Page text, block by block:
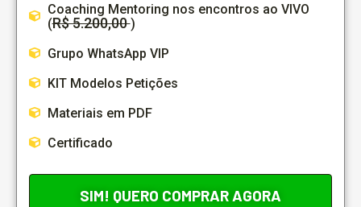
Coaching Mentoring nos encontros ao VIVO
(R$ 5.200,00)
Grupo WhatsApp VIP
KIT Modelos Petições
Materiais em PDF
Certificado
SIM! QUERO COMPRAR AGORA